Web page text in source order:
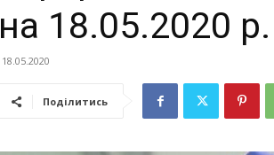
на 18.05.2020 р.
18.05.2020
Поділитись